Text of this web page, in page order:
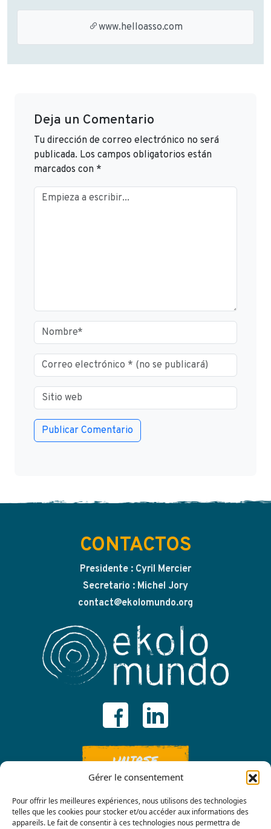
Gérer le consentement
Pour offrir les meilleures expériences, nous utilisons des technologies
telles que les cookies pour stocker et/ou accéder aux informations des
appareils. Le fait de consentir à ces technologies nous permettra de
www.helloasso.com
Deja un Comentario
Tu dirección de correo electrónico no será
publicada. Los campos obligatorios están
marcados con *
CONTACTOS
Presidente : Cyril Mercier
Secretario : Michel Jory
contact@ekolomundo.org
UNIRSE